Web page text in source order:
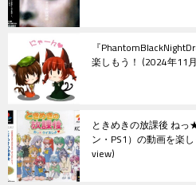
『
楽しもう！ 2024年11
ときめきの放課後 ね
ン・PS1）の動画を楽
view